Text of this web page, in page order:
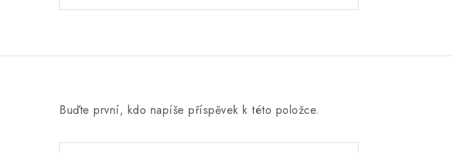
n
c
n
Buďte první, kdo napíše příspěvek k této položce.